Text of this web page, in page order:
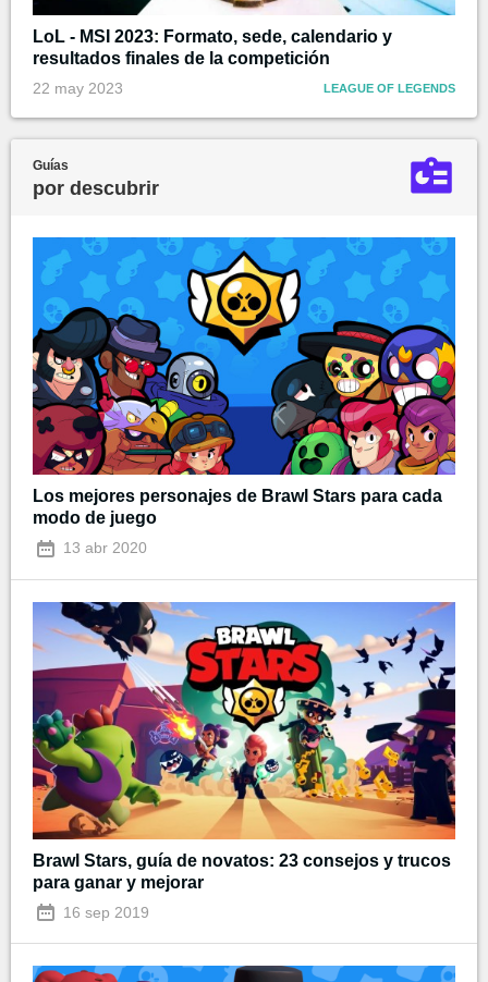
LoL - MSI 2023: Formato, sede, calendario y
resultados finales de la competición
22 may 2023 LEAGUE OF LEGENDS
Guías
por descubrir
Los mejores personajes de Brawl Stars para cada
modo de juego
13 abr 2020
Brawl Stars, guía de novatos: 23 consejos y trucos
para ganar y mejorar
16 sep 2019